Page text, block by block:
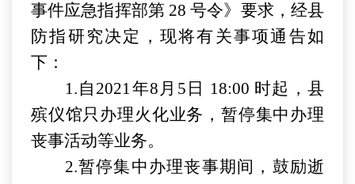
事件应急指挥部第 28 号令》要求，经县
防指研究决定，现将有关事项通告如
下：
1.自2021年8月5日 18:00 时起，县
殡仪馆只办理火化业务，暂停集中办理
丧事活动等业务。
2.暂停集中办理丧事期间，鼓励逝